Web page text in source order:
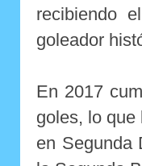
recibiendo
goleador
En 2017
goles, lo que
en Segunda